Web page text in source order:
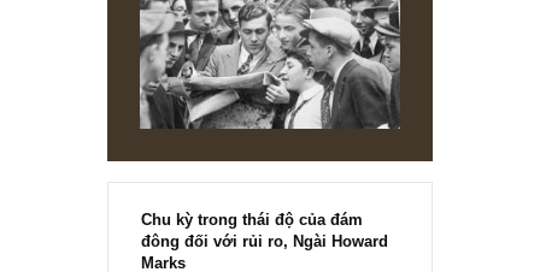
NEWS, TECH & QUOTES
mới trên thế giới – Kỳ 13, TGN